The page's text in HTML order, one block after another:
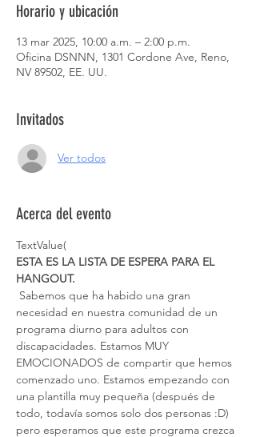
Horario y ubicación
13 mar 2025, 10:00 a.m. – 2:00 p.m.
Oficina DSNNN, 1301 Cordone Ave, Reno,
NV 89502, EE. UU.
Invitados
Ver todos
Acerca del evento
TextValue(
ESTA ES LA LISTA DE ESPERA PARA EL
HANGOUT.
necesidad en nuestra comunidad de un
programa diurno para adultos con
discapacidades. Estamos MUY
EMOCIONADOS de compartir que hemos
comenzado uno. Estamos empezando con
una plantilla muy pequeña (después de
todo, todavía somos solo dos personas :D)
pero esperamos que este programa crezca